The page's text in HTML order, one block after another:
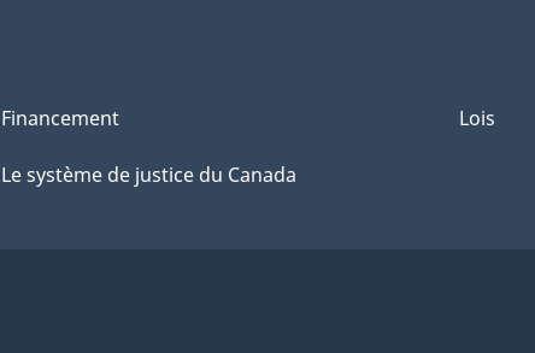
Financement
Le système de justice du Canada
Lois